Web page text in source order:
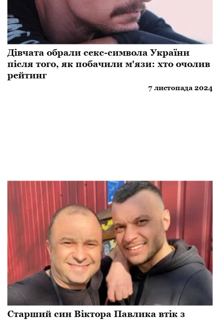
Дівчата обрали секс-символа України
після того, як побачили м'язи: хто очолив
рейтинг
7 листопада 2024
Старший син Віктора Павлика втік з